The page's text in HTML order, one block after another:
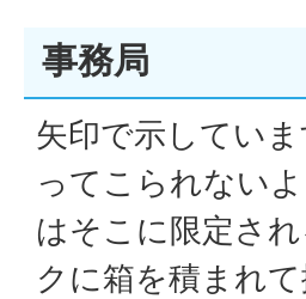
事務局
矢印で示してい
ってこられない
はそこに限定さ
クに箱を積まれ